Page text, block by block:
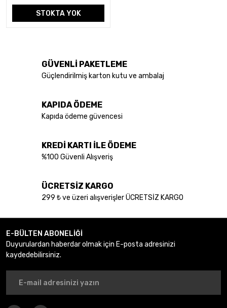
STOKTA YOK
GÜVENLİ PAKETLEME
Güçlendirilmiş karton kutu ve ambalaj
KAPIDA ÖDEME
Kapıda ödeme güvencesi
KREDİ KARTI İLE ÖDEME
%100 Güvenli Alışveriş
ÜCRETSİZ KARGO
299 ₺ ve üzeri alışverişler ÜCRETSİZ KARGO
E-BÜLTEN ABONELİĞİ
Duyurulardan haberdar olmak için E-posta adresinizi
kaydedebilirsiniz.